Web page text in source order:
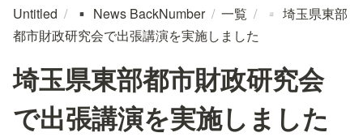
Untitled / ▪️ News BackNumber / 一覧 / ▫️
埼玉県東部
都市財政研究会で出張講演を実施しました
埼玉県東部都市財政研究会
で出張講演を実施しました